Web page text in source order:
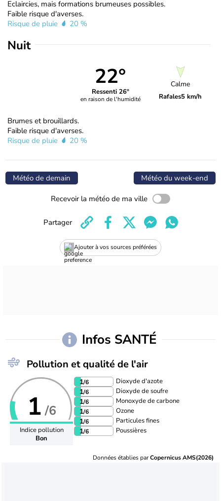
Eclaircies, mais formations brumeuses possibles.
Faible risque d'averses.
Risque de pluie
20 %
Nuit
22°
Ressenti 26°
en raison de l'humidité
Calme
Rafales5 km/h
Brumes et brouillards.
Faible risque d'averses.
Risque de pluie
20 %
Météo de demain Météo du week-end
Recevoir la météo de ma ville
Ajouter à vos sources préférées
Partager
Infos SANTÉ
Pollution et qualité de l'air
1 /6
Indice pollution
Bon
1/6 Dioxyde d'azote
1/6 Dioxyde de soufre
1/6 Monoxyde de carbone
1/6 Ozone
1/6 Particules fines
1/6 Poussières
Données établies parCopernicus AMS(2026)